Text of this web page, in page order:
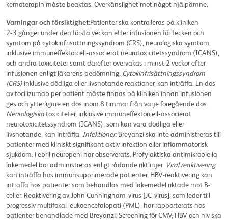
kemoterapin måste beaktas. Överkänslighet mot något hjälpämne.
Varningar och försiktighet:Patienter ska kontrolleras på kliniken
2‑3 gånger under den första veckan efter infusionen för tecken och
symtom på cytokinfrisättningssyndrom (CRS), neurologiska symtom,
inklusive immuneffektorcell‑associerat neurotoxicitetssyndrom (ICANS),
och andra toxiciteter samt därefter övervakas i minst 2 veckor efter
infusionen enligt läkarens bedömning. Cytokinfrisättningssyndrom
(CRS) inklusive dödliga eller livshotande reaktioner, kan inträffa. En dos
av tocilizumab per patient måste finnas på kliniken innan infusionen
ges och ytterligare en dos inom 8 timmar från varje föregående dos.
Neurologiska toxiciteter, inklusive immuneffektorcell‑associerat
neurotoxicitetssyndrom (ICANS), som kan vara dödliga eller
livshotande, kan inträffa. Infektioner:Breyanzi ska inte administreras till
patienter med kliniskt signifikant aktiv infektion eller inflammatorisk
sjukdom. Febril neuropeni har observerats. Profylaktiska antimikrobiella
läkemedel bör administreras enligt rådande riktlinjer. Viral reaktivering
kan inträffa hos immunsupprimerade patienter. HBV-reaktivering kan
inträffa hos patienter som behandlas med läkemedel riktade mot B-
celler. Reaktivering av John Cunningham‑virus [JC‑virus], som leder till
progressiv multifokal leukoencefalopati (PML), har rapporterats hos
patienter behandlade med Breyanzi. Screening för CMV, HBV och hiv ska